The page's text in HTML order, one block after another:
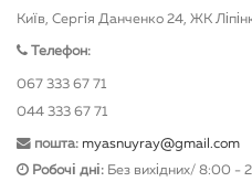
Київ, Сергія Данченко 24, ЖК
Телефон:
067 333 67 71
044 333 67 71
пошта: myasnuyray@gmail.com
Робочі дні: Без вихідних/ 8:00 -